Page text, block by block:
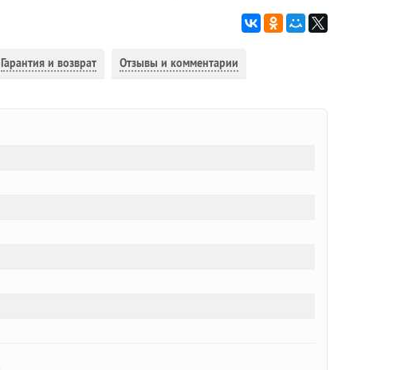
Гарантия и возврат Отзывы и комментарии